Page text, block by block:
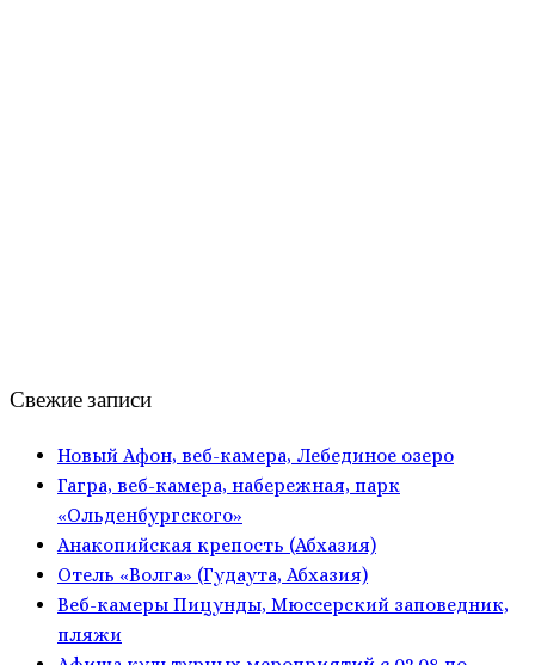
Свежие записи
Новый Афон, веб-камера, Лебединое озеро
Гагра, веб-камера, набережная, парк
«Ольденбургского»
Анакопийская крепость (Абхазия)
Отель «Волга» (Гудаута, Абхазия)
Веб-камеры Пицунды, Мюссерский заповедник,
пляжи